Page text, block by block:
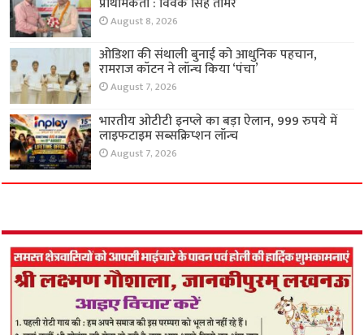
August 8, 2026
ओडिशा की संथाली बुनाई को आधुनिक पहचान,
रामराज कॉटन ने लॉन्च किया ‘पंचा’
August 7, 2026
भारतीय ओटीटी इनप्ले का बड़ा ऐलान, 999 रुपये में
लाइफटाइम सब्सक्रिप्शन लॉन्च
August 7, 2026